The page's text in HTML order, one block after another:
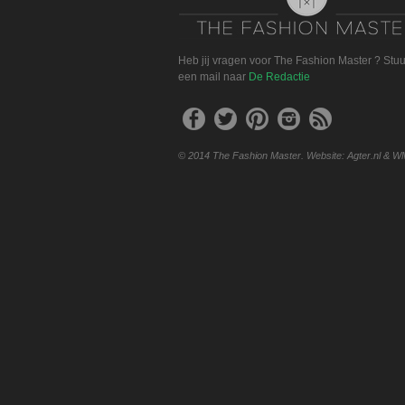
Heb jij vragen voor The Fashion Master ?
een mail naar De Redactie
© 2014 The Fashion Master. Website: Agter.nl &